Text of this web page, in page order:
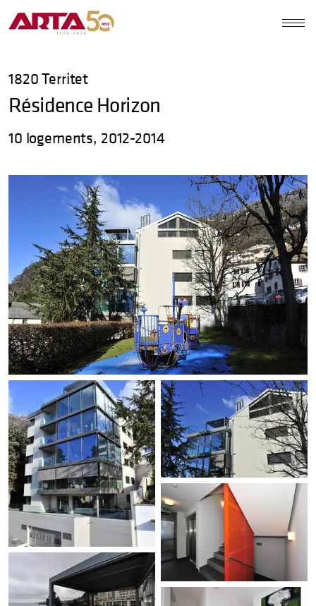
1820Territet
Résidence Horizon
10 logements, 2012-2014